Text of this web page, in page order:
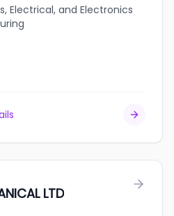
Electrical, and Electronics
LTD